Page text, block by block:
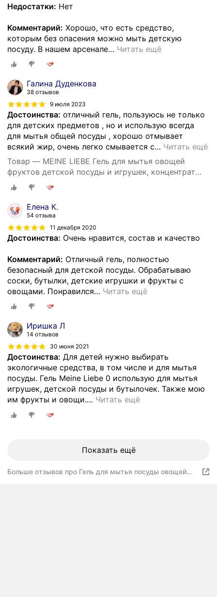
Недостатки: Нет
Комментарий: Хорошо, что есть средство,
которым без опасения можно мыть детскую
посуду. В нашем арсенале… Читать ещё
Галина Дуденкова
38 отзывов
9 июля 2023
Достоинства: отличный гель, пользуюсь не только
для детских предметов , но и использую всегда
для мытья общей посуды , хорошо отмывает
всякий жир, очень легко смывается с… Читать ещё
Товар — MEINE LIEBE Гель для мытья овощей
фруктов детской посуды и игрушек, концентрат
485 мл
Елена К.
54 отзыва
11 декабря 2020
Достоинства: Очень нравится, состав и качество
Комментарий: Отличный гель, полностью
безопасный для детской посуды. Обрабатываю
соски, бутылки, детские игрушки и фрукты с
овощами. Понравился… Читать ещё
Иришка Л
14 отзывов
30 июня 2021
Достоинства: Для детей нужно выбирать
экологичные средства, в том числе и для мытья
посуды. Гель Meine Liebe 0 использую для мытья
игрушек, детской посуды и бутылочек. Также мою
им фрукты и овощи.… Читать ещё
Показать ещё
Больше отзывов про Гель для мытья посуды овощей